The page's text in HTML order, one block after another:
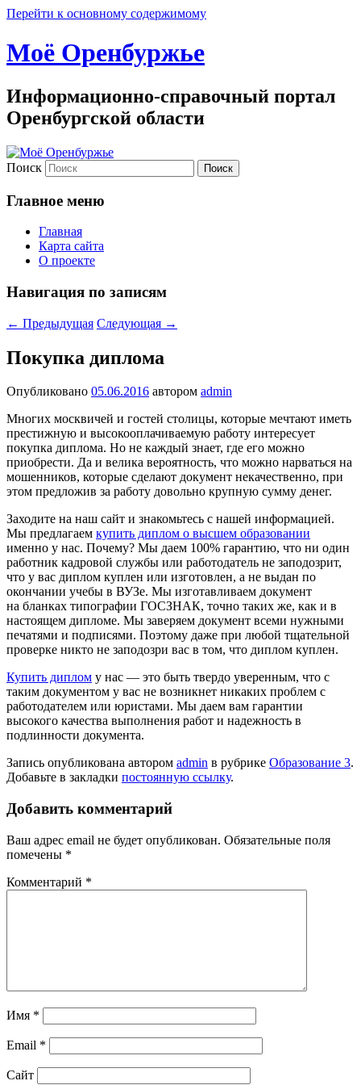
Перейти к основному содержимому
Моё Оренбуржье
Информационно-справочный портал
Оренбургской области
Поиск
Главное меню
Главная
Карта сайта
О проекте
Навигация по записям
← Предыдущая Следующая →
Покупка диплома
Опубликовано 05.06.2016 автором admin
Многих москвичей и гостей столицы, которые мечтают иметь
престижную и высокооплачиваемую работу интересует
покупка диплома. Но не каждый знает, где его можно
приобрести. Да и велика вероятность, что можно нарваться на
мошенников, которые сделают документ некачественно, при
этом предложив за работу довольно крупную сумму денег.
Заходите на наш сайт и знакомьтесь с нашей информацией.
Мы предлагаем купить диплом о высшем образовании
именно у нас. Почему? Мы даем 100% гарантию, что ни один
работник кадровой службы или работодатель не заподозрит,
что у вас диплом куплен или изготовлен, а не выдан по
окончании учебы в ВУЗе. Мы изготавливаем документ
на бланках типографии ГОСЗНАК, точно таких же, как и в
настоящем дипломе. Мы заверяем документ всеми нужными
печатями и подписями. Поэтому даже при любой тщательной
проверке никто не заподозри вас в том, что диплом куплен.
Купить диплом у нас — это быть твердо уверенным, что с
таким документом у вас не возникнет никаких проблем с
работодателем или юристами. Мы даем вам гарантии
высокого качества выполнения работ и надежность в
подлинности документа.
Запись опубликована автором admin в рубрике Образование 3.
Добавьте в закладки постоянную ссылку.
Добавить комментарий
Ваш адрес email не будет опубликован. Обязательные поля
помечены *
Комментарий *
Имя *
Email *
Сайт